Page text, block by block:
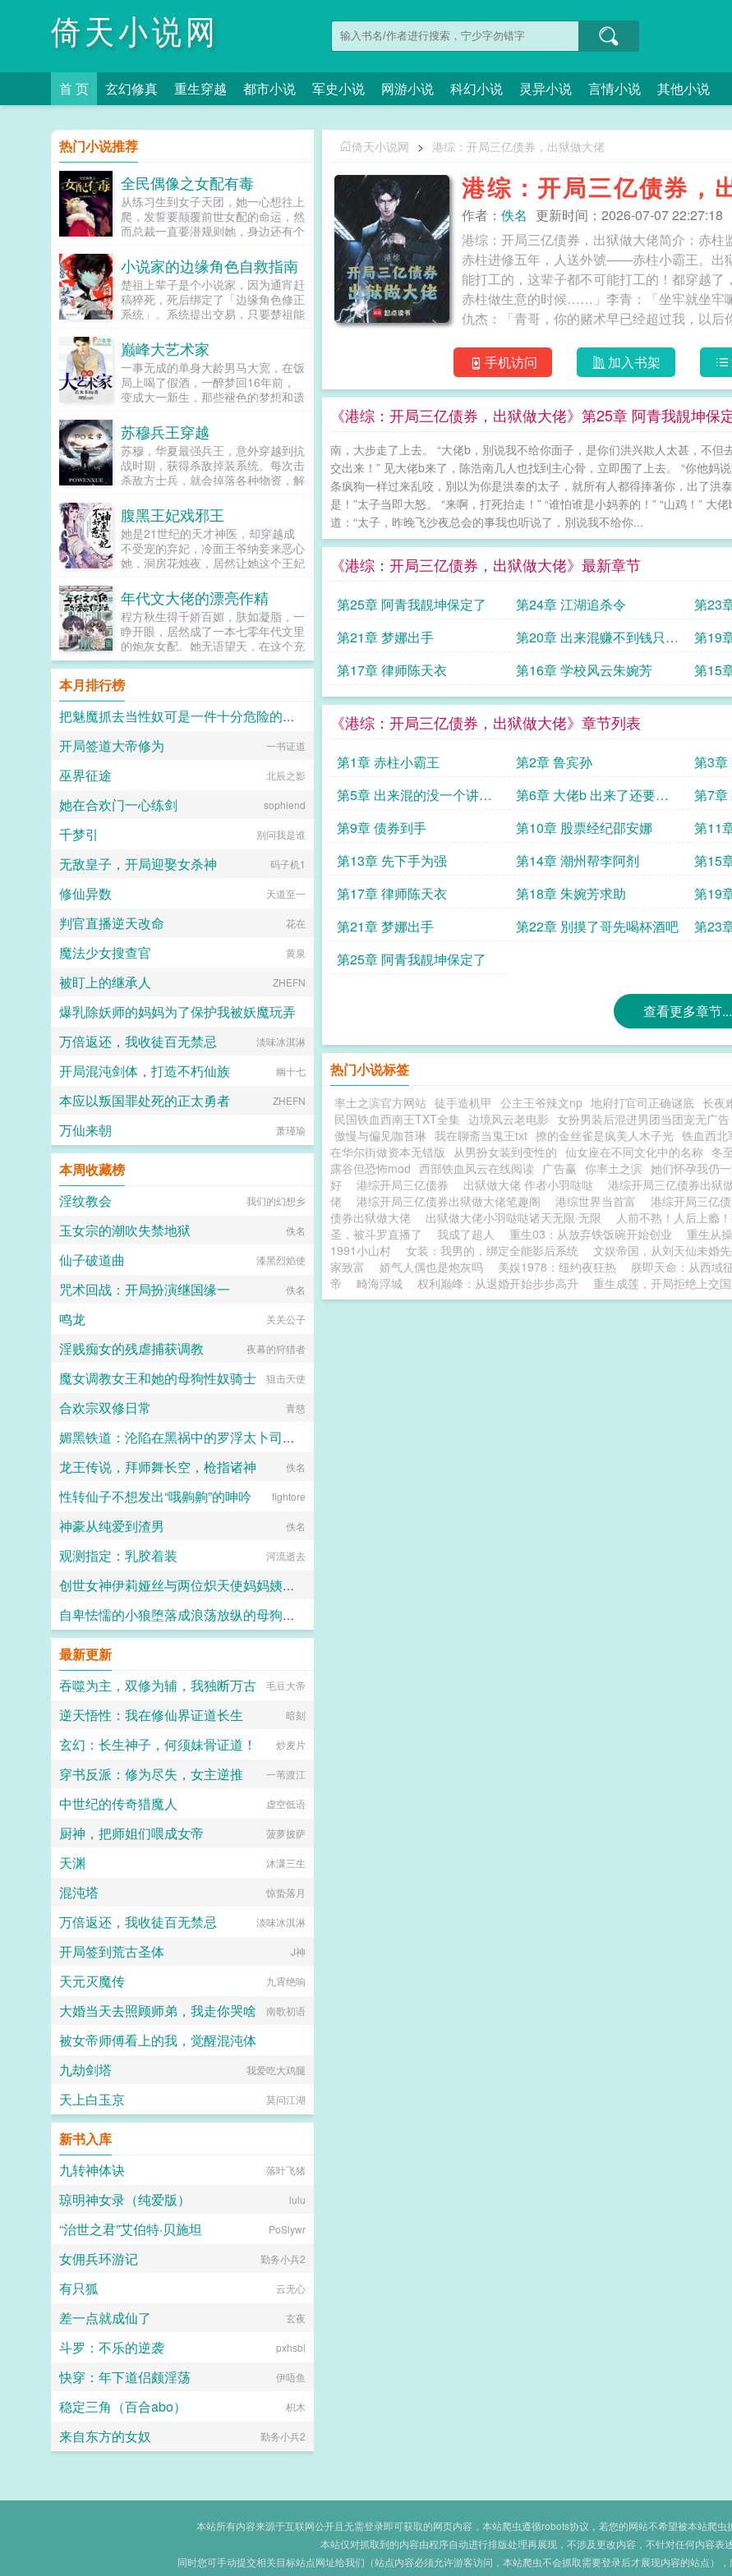
倚天小说网
首 页 玄幻修真 重生穿越 都市小说 军史小说 网游小说 科幻小说 灵异小说 言情小说 其他小说
倚天小说网 > 港综：开局三亿债券，出狱做大佬
港综：开局三亿债券，
作者： 佚名 更新时间：2026-07-07 22:27:18
港综：开局三亿债券，出狱做大佬简介：赤柱
赤柱进修五年，人送外號——赤柱小霸王。出
能打工的，这辈子都不可能打工的！都穿越
赤柱做生意的时候……」李青：「坐牢就坐牢
仇杰：「青哥，你的赌术早已经超过我，以后你
手机访问
加入书架
《港综：开局三亿债券，出狱做大佬》第25章 阿青我靚坤保
南，大步走了上去。 “大佬b，別说我不给你面子，是你们洪兴欺人太甚，不
交出来！” 见大佬b来了，陈浩南几人也找到主心骨，立即围了上去。 “你他妈
条疯狗一样过来乱咬，別以为你是洪泰的太子，就所有人都得捧著你，出了洪
是！”太子当即大怒。 “来啊，打死抬走！” “谁怕谁是小妈养的！” “山鸡！”
道：“太子，昨晚飞沙夜总会的事我也听说了，別说我不给你...
《港综：开局三亿债券，出狱做大佬》最新章节
第25章 阿青我靚坤保定了 第24章 江湖追杀令 第23
第21章 梦娜出手
第20章 出来混赚不到钱只有
打赤脚
第19
第17章 律师陈天衣
第16章 学校风云朱婉芳 第15
《港综：开局三亿债券，出狱做大佬》章节列表
第1章 赤柱小霸王 第2章 鲁宾孙 第3章
第5章 出来混的没一个讲义
气
第6章 大佬b 出来了还要我
去请他
第7章
第9章 债券到手 第10章 股票经纪邵安娜
第11
三亿
第13章 先下手为强
第14章 潮州帮李阿剂 第15
第17章 律师陈天衣
第18章 朱婉芳求助 第19
第21章 梦娜出手 第22章 別摸了哥先喝杯酒吧 第23
第25章 阿青我靚坤保定了
查看更多章节...
热门小说标签
率土之滨官方网站 徒手造机甲 公主王爷辣文np 地府打官司正确谜底 长夜
民国铁血西南王TXT全集 边境风云老电影 女扮男装后混进男团当团宠无广告
傲慢与偏见咖苔琳 我在聊斋当鬼王txt 撩的金丝雀是疯美人木子光 铁血西北
在华尔街做资本无错版 从男扮女装到变性的 仙女座在不同文化中的名称 冬
露谷但恐怖mod 西部铁血风云在线阅读 广告赢 你率土之滨 她们怀孕我仍
好
港综开局三亿债券 出狱做大佬 作者小羽哒哒 港综开局三亿债券出狱
佬
港综开局三亿债券出狱做大佬笔趣阁 港综世界当首富 港综开局三亿
债券出狱做大佬
出狱做大佬小羽哒哒诸天无限·无限 人前不熟！人后上瘾
圣，被斗罗直播了
我成了超人 重生03：从放弃铁饭碗开始创业 重生从
1991小山村
女装：我男的，绑定全能影后系统 文娱帝国，从刘天仙未婚
家致富
娇气人偶也是炮灰吗 美娱1978：纽约夜狂热 朕即天命：从西域
帝
畸海浮城 权利巅峰：从退婚开始步步高升 重生成莲，开局拒绝上交
热门小说推荐
全民偶像之女配有毒
从练习生到女子天团，她一心想往上
爬，发誓要颠覆前世女配的命运，然
而总裁一直要潜规则她，身边还有个
小说家的边缘角色自救指南
楚祖上辈子是个小说家，因为通宵赶
稿猝死，死后绑定了「边缘角色修正
系统」。系统提出交易，只要楚祖能
色，他就能重获新生。楚祖改人设是
吧？老擅长了！第一本读者A你可以
让反派降智，但你最好不要做梦觉得
读者也会降智，很难懂吗？还是读者
A靠靠靠！早说是大佬的局中局中局
声了！！第二本读者B狗塑适可而
止，就算你重复强调五百次他是可爱
狗狗，但我只看到了一只舔狗，还是
不会汪汪叫的那种。还是读者B起猛
里能领养，阿祖！我也要养阿祖！！
第三本读者C作者生活这么不如意，
一定要搞这么五毒俱全的角色？写不
出来东西找个班上吧。还是读者
CMD，祖神，我可真该死啊！第四
的一般，但我改得还行吧？系统你知
道什么叫边缘角色吗？人气大爆角色
算什么边缘角色啊！！！TIPS12100
存稿箱吐章节，偶尔抽空改错字2警
惕祖哥感情牌，他是个狠人3wb短不
拉揪，随机掉落祖哥CG4论坛都会标
注发言时间，精确到秒，有用5是想
简单尝试各种题材的产物，专栏预收
有各个题材，收收菜呗w...
巅峰大艺术家
一事无成的单身大龄男马大宽，在饭
局上喝了假酒，一醉梦回16年前，
变成大一新生，那些褪色的梦想和遗
家，做导演，收藏古玩字画，...
苏穆兵王穿越
苏穆，华夏最强兵王，意外穿越到抗
战时期，获得杀敌掉装系统。每次击
杀敌方士兵，就会掉落各种物资，解
系统提示恭喜宿主击杀敌方士...
腹黑王妃戏邪王
她是21世纪的天才神医，却穿越成
不受宠的弃妃，冷面王爷纳妾来恶心
她，洞房花烛夜，居然让她这个王妃
着几面旗子，对着床头摇旗呐...
年代文大佬的漂亮作精
程方秋生得千娇百媚，肤如凝脂，一
睁开眼，居然成了一本七零年代文里
的炮灰女配。她无语望天，在这个充
满限制的时代，她只想当条咸鱼，拿
着便宜老公的丰厚工资买买买，顺便
再好好享受宽肩窄腰，冷峻帅气...
本月排行榜
把魅魔抓去当性奴可是一件十分危险的事情呢~
飞鱼丸子喵
开局签道大帝修为 一书证道
巫界征途 北辰之影
她在合欢门一心练剑 sophiend
千梦引 别问我是谁
无敌皇子，开局迎娶女杀神 码子机1
修仙异数 天道至一
判官直播逆天改命 花在
魔法少女搜查官 黄泉
被盯上的继承人 ZHEFN
爆乳除妖师的妈妈为了保护我被妖魔玩弄
心心念念
万倍返还，我收徒百无禁忌 淡味冰淇淋
开局混沌剑体，打造不朽仙族 幽十七
本应以叛国罪处死的正太勇者 ZHEFN
万仙来朝 萧瑾瑜
本周收藏榜
淫纹教会
我们的幻想乡
玉女宗的潮吹失禁地狱 佚名
仙子破道曲 漆黑烈焰使
咒术回战：开局扮演继国缘一 佚名
鸣龙 关关公子
淫贱痴女的残虐捕获调教 夜幕的狩猎者
魔女调教女王和她的母狗性奴骑士 狙击天使
合欢宗双修日常 青慈
媚黑铁道：沦陷在黑祸中的罗浮太卜司肉媚地狱·符玄篇
七七七
龙王传说，拜师舞长空，枪指诸神 佚名
性转仙子不想发出“哦齁齁”的呻吟 fightore
神豪从纯爱到渣男 佚名
观测指定：乳胶着装 河流逝去
创世女神伊莉娅丝与两位炽天使妈妈姨妈一起输给勇者的肉棒，神国沦陷成为新神王的永世肉便器
愛と税のために
自卑怯懦的小狼堕落成浪荡放纵的母狗一共需要多久？用快感洗刷掉一切自我和人格吧～
最新更新
吞噬为主，双修为辅，我独断万古
毛豆大帝
逆天悟性：我在修仙界证道长生 暗刻
玄幻：长生神子，何须妹骨证道！ 炒麦片
穿书反派：修为尽失，女主逆推 一苇渡江
中世纪的传奇猎魔人 虚空低语
厨神，把师姐们喂成女帝 菠萝披萨
天渊 沐潇三生
混沌塔 惊蛰落月
万倍返还，我收徒百无禁忌 淡味冰淇淋
开局签到荒古圣体 J神
天元灭魔传 九霄绝响
大婚当天去照顾师弟，我走你哭啥 南歌初语
被女帝师傅看上的我，觉醒混沌体
野山椒炒牛柳
九劫剑塔 我爱吃大鸡腿
天上白玉京 莫问江湖
新书入库
九转神体诀
落叶飞猪
琼明神女录（纯爱版） lulu
“治世之君”艾伯特·贝施坦 PoSlywr
女佣兵环游记 勤务小兵2
有只狐 云无心
差一点就成仙了 玄夜
斗罗：不乐的逆袭 pxhsbl
快穿：年下道侣颇淫荡 伊唔鱼
稳定三角（百合abo） 枳木
来自东方的女奴 勤务小兵2
本站所有内容来源于互联网公开且无需登录即可获取的网页内容，本站爬虫遵循robots协议，若您的网站不希望被本站爬虫
本站仅对抓取到的内容由程序自动进行排版处理再展现，不涉及更改内容，不针对任何内容表述
同时您可手动提交相关目标站点网址给我们（站点内容必须允许游客访问，本站爬虫不会抓取需要登录后才展现内容的站点），